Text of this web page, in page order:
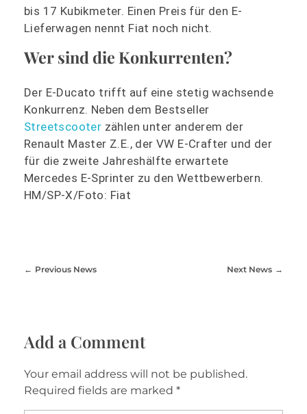
bis 17 Kubikmeter. Einen Preis für den E-
Lieferwagen nennt Fiat noch nicht.
Wer sind die Konkurrenten?
Der E-Ducato trifft auf eine stetig wachsende
Konkurrenz. Neben dem Bestseller
Streetscooter zählen unter anderem der
Renault Master Z.E., der VW E-Crafter und der
für die zweite Jahreshälfte erwartete
Mercedes E-Sprinter zu den Wettbewerbern.
HM/SP-X/Foto: Fiat
Previous News Next News
Add a Comment
Your email address will not be published.
Required fields are marked *